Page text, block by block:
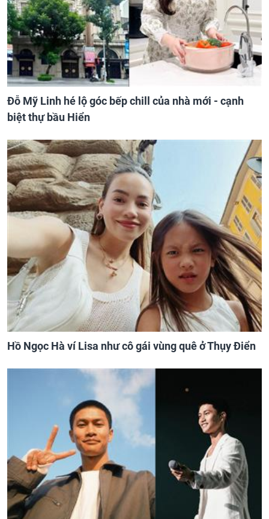
Đỗ Mỹ Linh hé lộ góc bếp chill của nhà mới - cạnh
biệt thự bầu Hiển
Hồ Ngọc Hà ví Lisa như cô gái vùng quê ở Thụy Điển